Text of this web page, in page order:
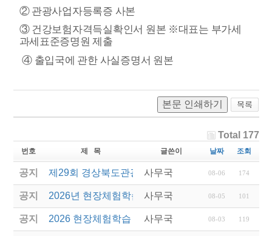
② 관광사업자등록증 사본
③ 건강보험자격득실확인서 원본 ※대표는 부가세
과세표준증명원 제출
④ 출입국에 관한 사실증명서 원본
본문 인쇄하기
Total 177
번호 제 목 글쓴이 날짜 조회
공지 제29회 경상북도관광기념품공모전 결과발표
사무국 08-06 174
공지 2026년 현장체험학습 안전과정(신규.재강습) 교육
사무국 08-05 101
공지 2026 현장체험학습 안전과정 교육(신규. 재강습)
사무국 08-03 119